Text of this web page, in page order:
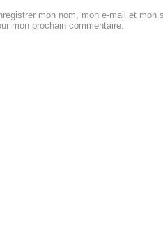
mon nom, mon e-mail et mon
mon prochain commentaire.